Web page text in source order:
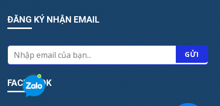
ĐĂNG KÝ NHẬN EMAIL
FACEBOOK